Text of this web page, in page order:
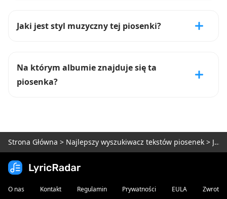
Jaki jest styl muzyczny tej piosenki?
Na którym albumie znajduje się ta
piosenka?
Strona Główna > Najlepszy wyszukiwacz tekstów piosenek > Jak JENNIE Tekst piosenki
O nas Kontakt Regulamin Prywatności EULA
Zwrot